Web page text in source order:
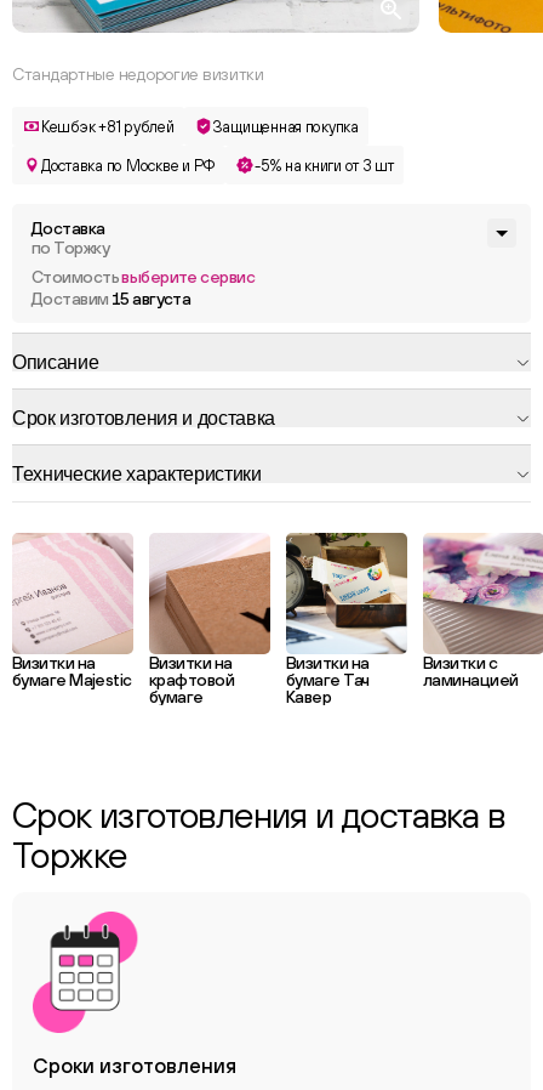
Стандартные недорогие визитки
Кешбэк +81 рублей Защищенная покупка
Доставка по Москве и РФ -5% на книги от 3 шт
Доставка
по Торжку
Стоимостьвыберите сервис
Доставим 15 августа
Описание
Срок изготовления и доставка
Технические характеристики
Визитки на
бумаге Majestic
Визитки на
крафтовой
бумаге
Визитки на
бумаге Тач
Кавер
Визитки с
ламинацией
Срок изготовления и доставка в
Торжке
Сроки изготовления